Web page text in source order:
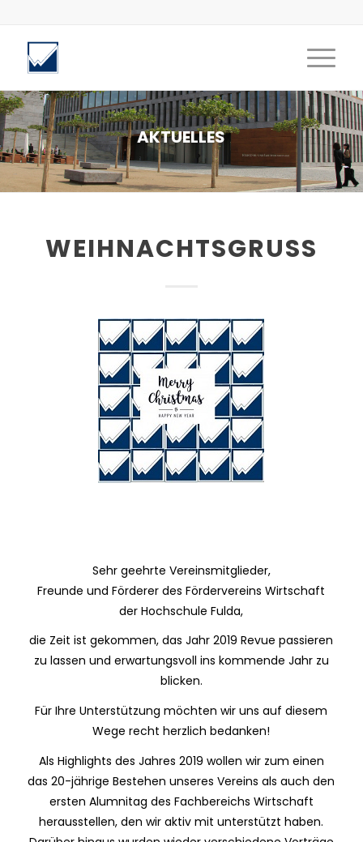
AKTUELLES
WEIHNACHTSGRUSS
Sehr geehrte Vereinsmitglieder,
Freunde und Förderer des Fördervereins Wirtschaft
der Hochschule Fulda,
die Zeit ist gekommen, das Jahr 2019 Revue passieren
zu lassen und erwartungsvoll ins kommende Jahr zu
blicken.
Für Ihre Unterstützung möchten wir uns auf diesem
Wege recht herzlich bedanken!
Als Highlights des Jahres 2019 wollen wir zum einen
das 20-jährige Bestehen unseres Vereins als auch den
ersten Alumnitag des Fachbereichs Wirtschaft
herausstellen, den wir aktiv mit unterstützt haben.